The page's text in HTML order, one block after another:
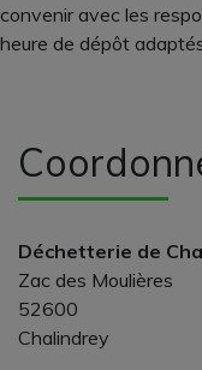
convenir avec les
heure de dépôt
Déchetterie de
Zac des Moulières
52600
Chalindrey